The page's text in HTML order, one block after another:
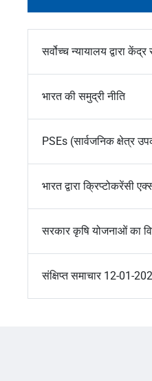
सर्वोच्च न्यायालय द्वारा
भारत की समुद्री नीति
PSEs (सार्वजनिक क्षेत्र
भारत द्वारा क्रिप्टोकरेंसी
सरकार कृषि योजनाओं का
संक्षिप्त समाचार 12-01-